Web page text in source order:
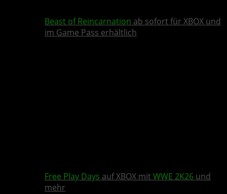
Beast of Reincarnation ab sofort für XBOX und
im Game Pass erhältlich
Free Play Days auf XBOX mit WWE 2K26 und
mehr